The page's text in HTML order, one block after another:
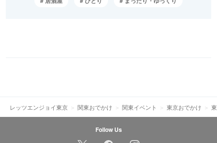
レッツエンジョイ東京 関東おでかけ 関東イベント 東京おでかけ
Follow Us